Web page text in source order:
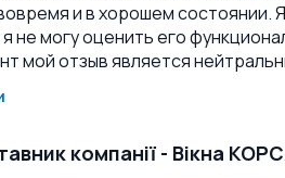
и в хорошем состоянии.
не могу оценить его
мой отзыв является
компанії - Вікна